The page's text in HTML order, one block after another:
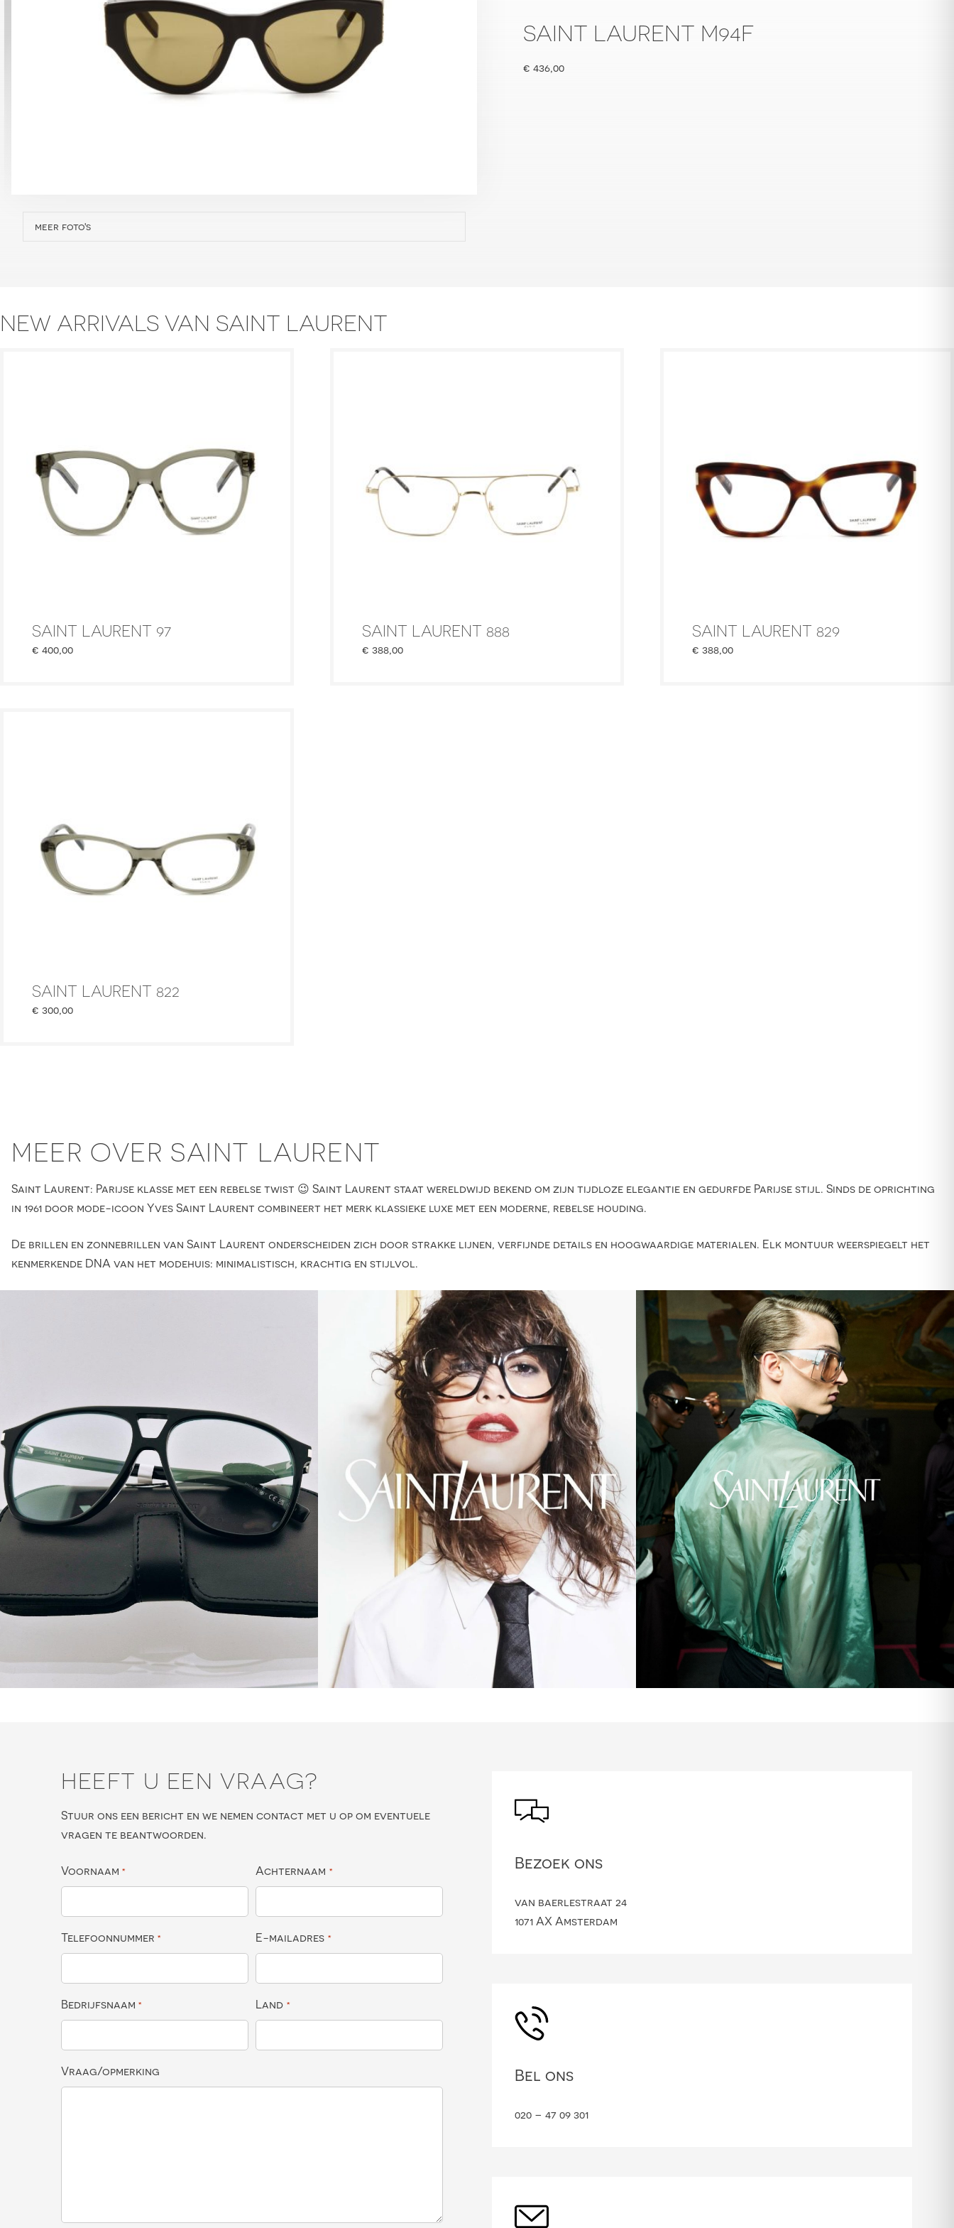
meer foto's
SAINT LAURENT M94F
€ 436,00
NEW ARRIVALS VAN SAINT LAURENT
SAINT LAURENT 97
€ 400,00
SAINT LAURENT 888
€ 388,00
SAINT LAURENT 829
€ 388,00
SAINT LAURENT 822
€ 300,00
MEER OVER SAINT LAURENT
Saint Laurent: Parijse klasse met een rebelse twist 😉 Saint Laurent staat wereldwijd bekend om zijn tijdloze elegantie en gedurfde Parijse stijl. Sinds de oprichting
in 1961 door mode-icoon Yves Saint Laurent combineert het merk klassieke luxe met een moderne, rebelse houding.
De brillen en zonnebrillen van Saint Laurent onderscheiden zich door strakke lijnen, verfijnde details en hoogwaardige materialen. Elk montuur weerspiegelt het
kenmerkende DNA van het modehuis: minimalistisch, krachtig en stijlvol.
HEEFT U EEN VRAAG?
Stuur ons een bericht en we nemen contact met u op om eventuele
vragen te beantwoorden.
Voornaam * Achternaam *
Telefoonnummer * E-mailadres *
Bedrijfsnaam * Land *
Vraag/opmerking
Bezoek ons
van baerlestraat 24
1071 AX Amsterdam
Bel ons
020 – 47 09 301